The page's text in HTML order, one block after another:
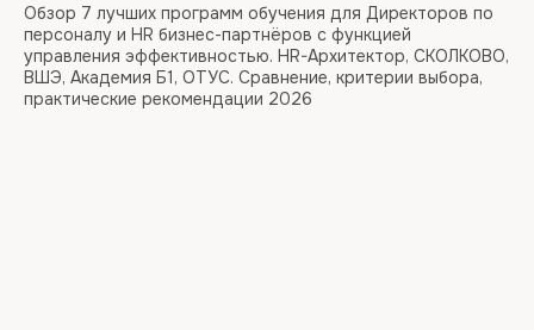
Обзор 7 лучших программ обучения для Директоров по
персоналу и HR бизнес-партнёров с функцией
управления эффективностью. HR-Архитектор, СКОЛКОВО,
ВШЭ, Академия Б1, ОТУС. Сравнение, критерии выбора,
практические рекомендации 2026